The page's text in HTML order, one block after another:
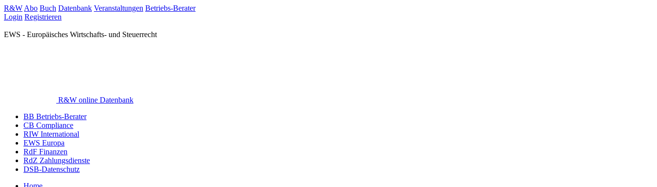
R&W Abo Buch Datenbank Veranstaltungen Betriebs-Berater
Login Registrieren
EWS - Europäisches Wirtschafts- und Steuerrecht
R&W online Datenbank
BB Betriebs-Berater
CB Compliance
RIW International
EWS Europa
RdF Finanzen
RdZ Zahlungsdienste
DSB-Datenschutz